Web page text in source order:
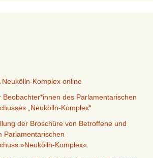
Komplex online
Beobachter*innen des Parlamentarischen
„Neukölln-Komplex“
der Broschüre von Betroffene und
Parlamentarischen
»Neukölln-Komplex«